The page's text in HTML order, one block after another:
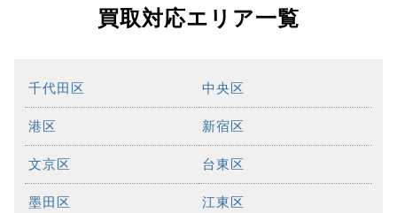
買取対応エリア一覧
千代田区 中央区
港区 新宿区
文京区 台東区
墨田区 江東区